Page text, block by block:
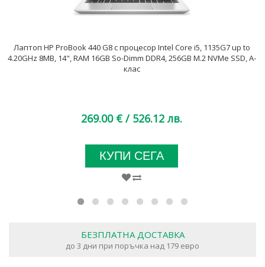
Лаптоп HP ProBook 440 G8 с процесор Intel Core i5, 1135G7 up to
4.20GHz 8MB, 14", RAM 16GB So-Dimm DDR4, 256GB M.2 NVMe SSD, A-
клас
269.00 € / 526.12 лв.
КУПИ СЕГА
БЕЗПЛАТНА ДОСТАВКА
до 3 дни при поръчка над 179 евро